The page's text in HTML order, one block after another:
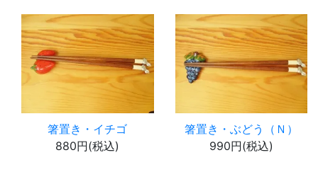
箸置き・イチゴ
880円(税込)
箸置き・ぶどう（Ｎ）
990円(税込)